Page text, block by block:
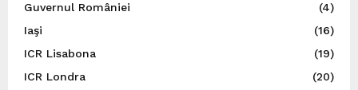
Guvernul României
(4)
Iaşi
(16)
ICR Lisabona
(19)
ICR Londra
(20)